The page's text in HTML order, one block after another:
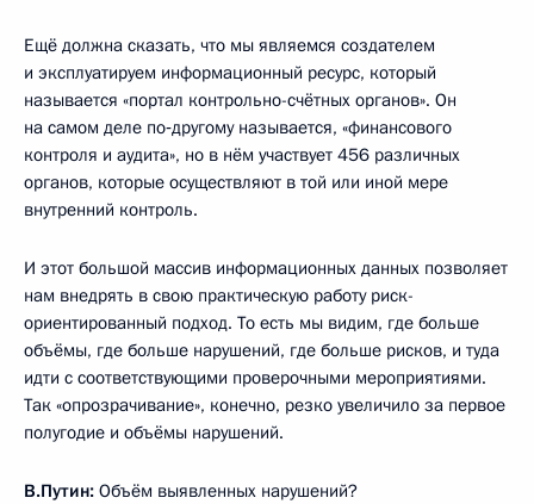
Ещё должна сказать, что мы являемся создателем
и эксплуатируем информационный ресурс, который
называется «портал контрольно-счётных органов». Он
на самом деле по‑другому называется, «финансового
контроля и аудита», но в нём участвует 456 различных
органов, которые осуществляют в той или иной мере
внутренний контроль.
И этот большой массив информационных данных позволяет
нам внедрять в свою практическую работу риск-
ориентированный подход. То есть мы видим, где больше
объёмы, где больше нарушений, где больше рисков, и туда
идти с соответствующими проверочными мероприятиями.
Так «опрозрачивание», конечно, резко увеличило за первое
полугодие и объёмы нарушений.
В.Путин: Объём выявленных нарушений?